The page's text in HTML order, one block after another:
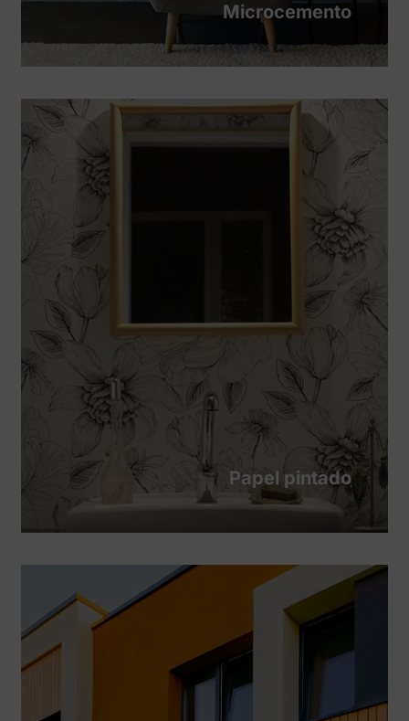
Microcemento
Papel pintado